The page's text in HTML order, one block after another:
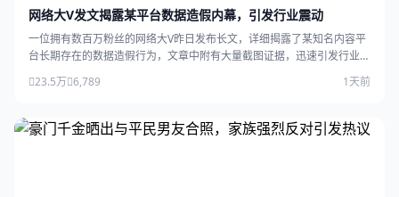
网络大V发文揭露某平台数据造假内幕，引发行业震动
一位拥有数百万粉丝的网络大V昨日发布长文，详细揭露了某知名内容平
台长期存在的数据造假行为，文章中附有大量截图证据，迅速引发行业广
23.5万 6,789 1天前